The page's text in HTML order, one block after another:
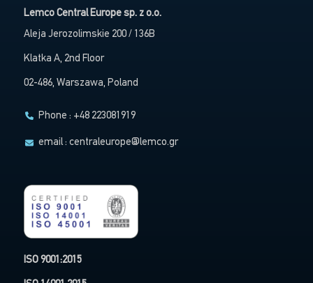
Lemco Central Europe sp. z o.o.
Aleja Jerozolimskie 200 / 136B
Klatka A, 2nd Floor
02-486, Warszawa, Poland
Phone : +48 223081919
email :centraleurope@lemco.gr
ISO 9001:2015